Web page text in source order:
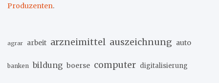
Produzenten.
agrar arbeit arzneimittel auszeichnung auto
banken bildung boerse computer digitalisierung